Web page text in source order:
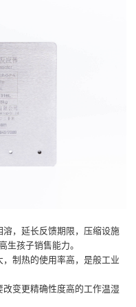
，延长反馈期限，压缩设施
生孩子销售能力。
制热的使用率高，是般工业
变更精确性度高的工作温湿